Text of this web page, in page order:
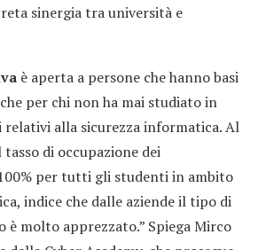
sinergia tra università e
è aperta a persone che hanno basi
per chi non ha mai studiato in
alla sicurezza informatica. Al
di occupazione dei
per tutti gli studenti in ambito
indice che dalle aziende il tipo di
è molto apprezzato.” Spiega Mirco